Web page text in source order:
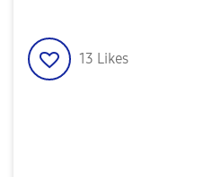
13 Likes